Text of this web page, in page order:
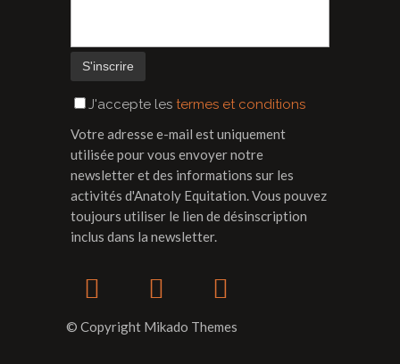
J'accepte les termes et conditions
Votre adresse e-mail est uniquement
utilisée pour vous envoyer notre
newsletter et des informations sur les
activités d'Anatoly Equitation. Vous pouvez
toujours utiliser le lien de désinscription
inclus dans la newsletter.
© Copyright Mikado Themes